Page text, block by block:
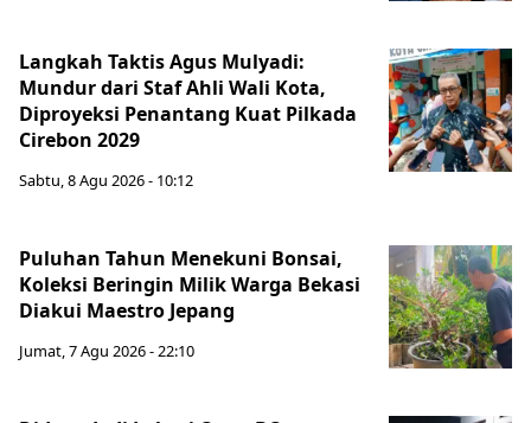
Langkah Taktis Agus Mulyadi:
Mundur dari Staf Ahli Wali Kota,
Diproyeksi Penantang Kuat Pilkada
Cirebon 2029
Sabtu, 8 Agu 2026 - 10:12
Puluhan Tahun Menekuni Bonsai,
Koleksi Beringin Milik Warga Bekasi
Diakui Maestro Jepang
Jumat, 7 Agu 2026 - 22:10